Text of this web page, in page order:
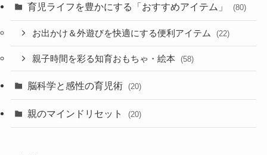
育児ライフを豊かにする「おすすめアイテム」 (80)
お出かけ＆外遊びを快適にする便利アイテム (22)
親子時間を彩る知育おもちゃ・絵本 (58)
脳科学と感性の育児術 (20)
親のマインドリセット (20)